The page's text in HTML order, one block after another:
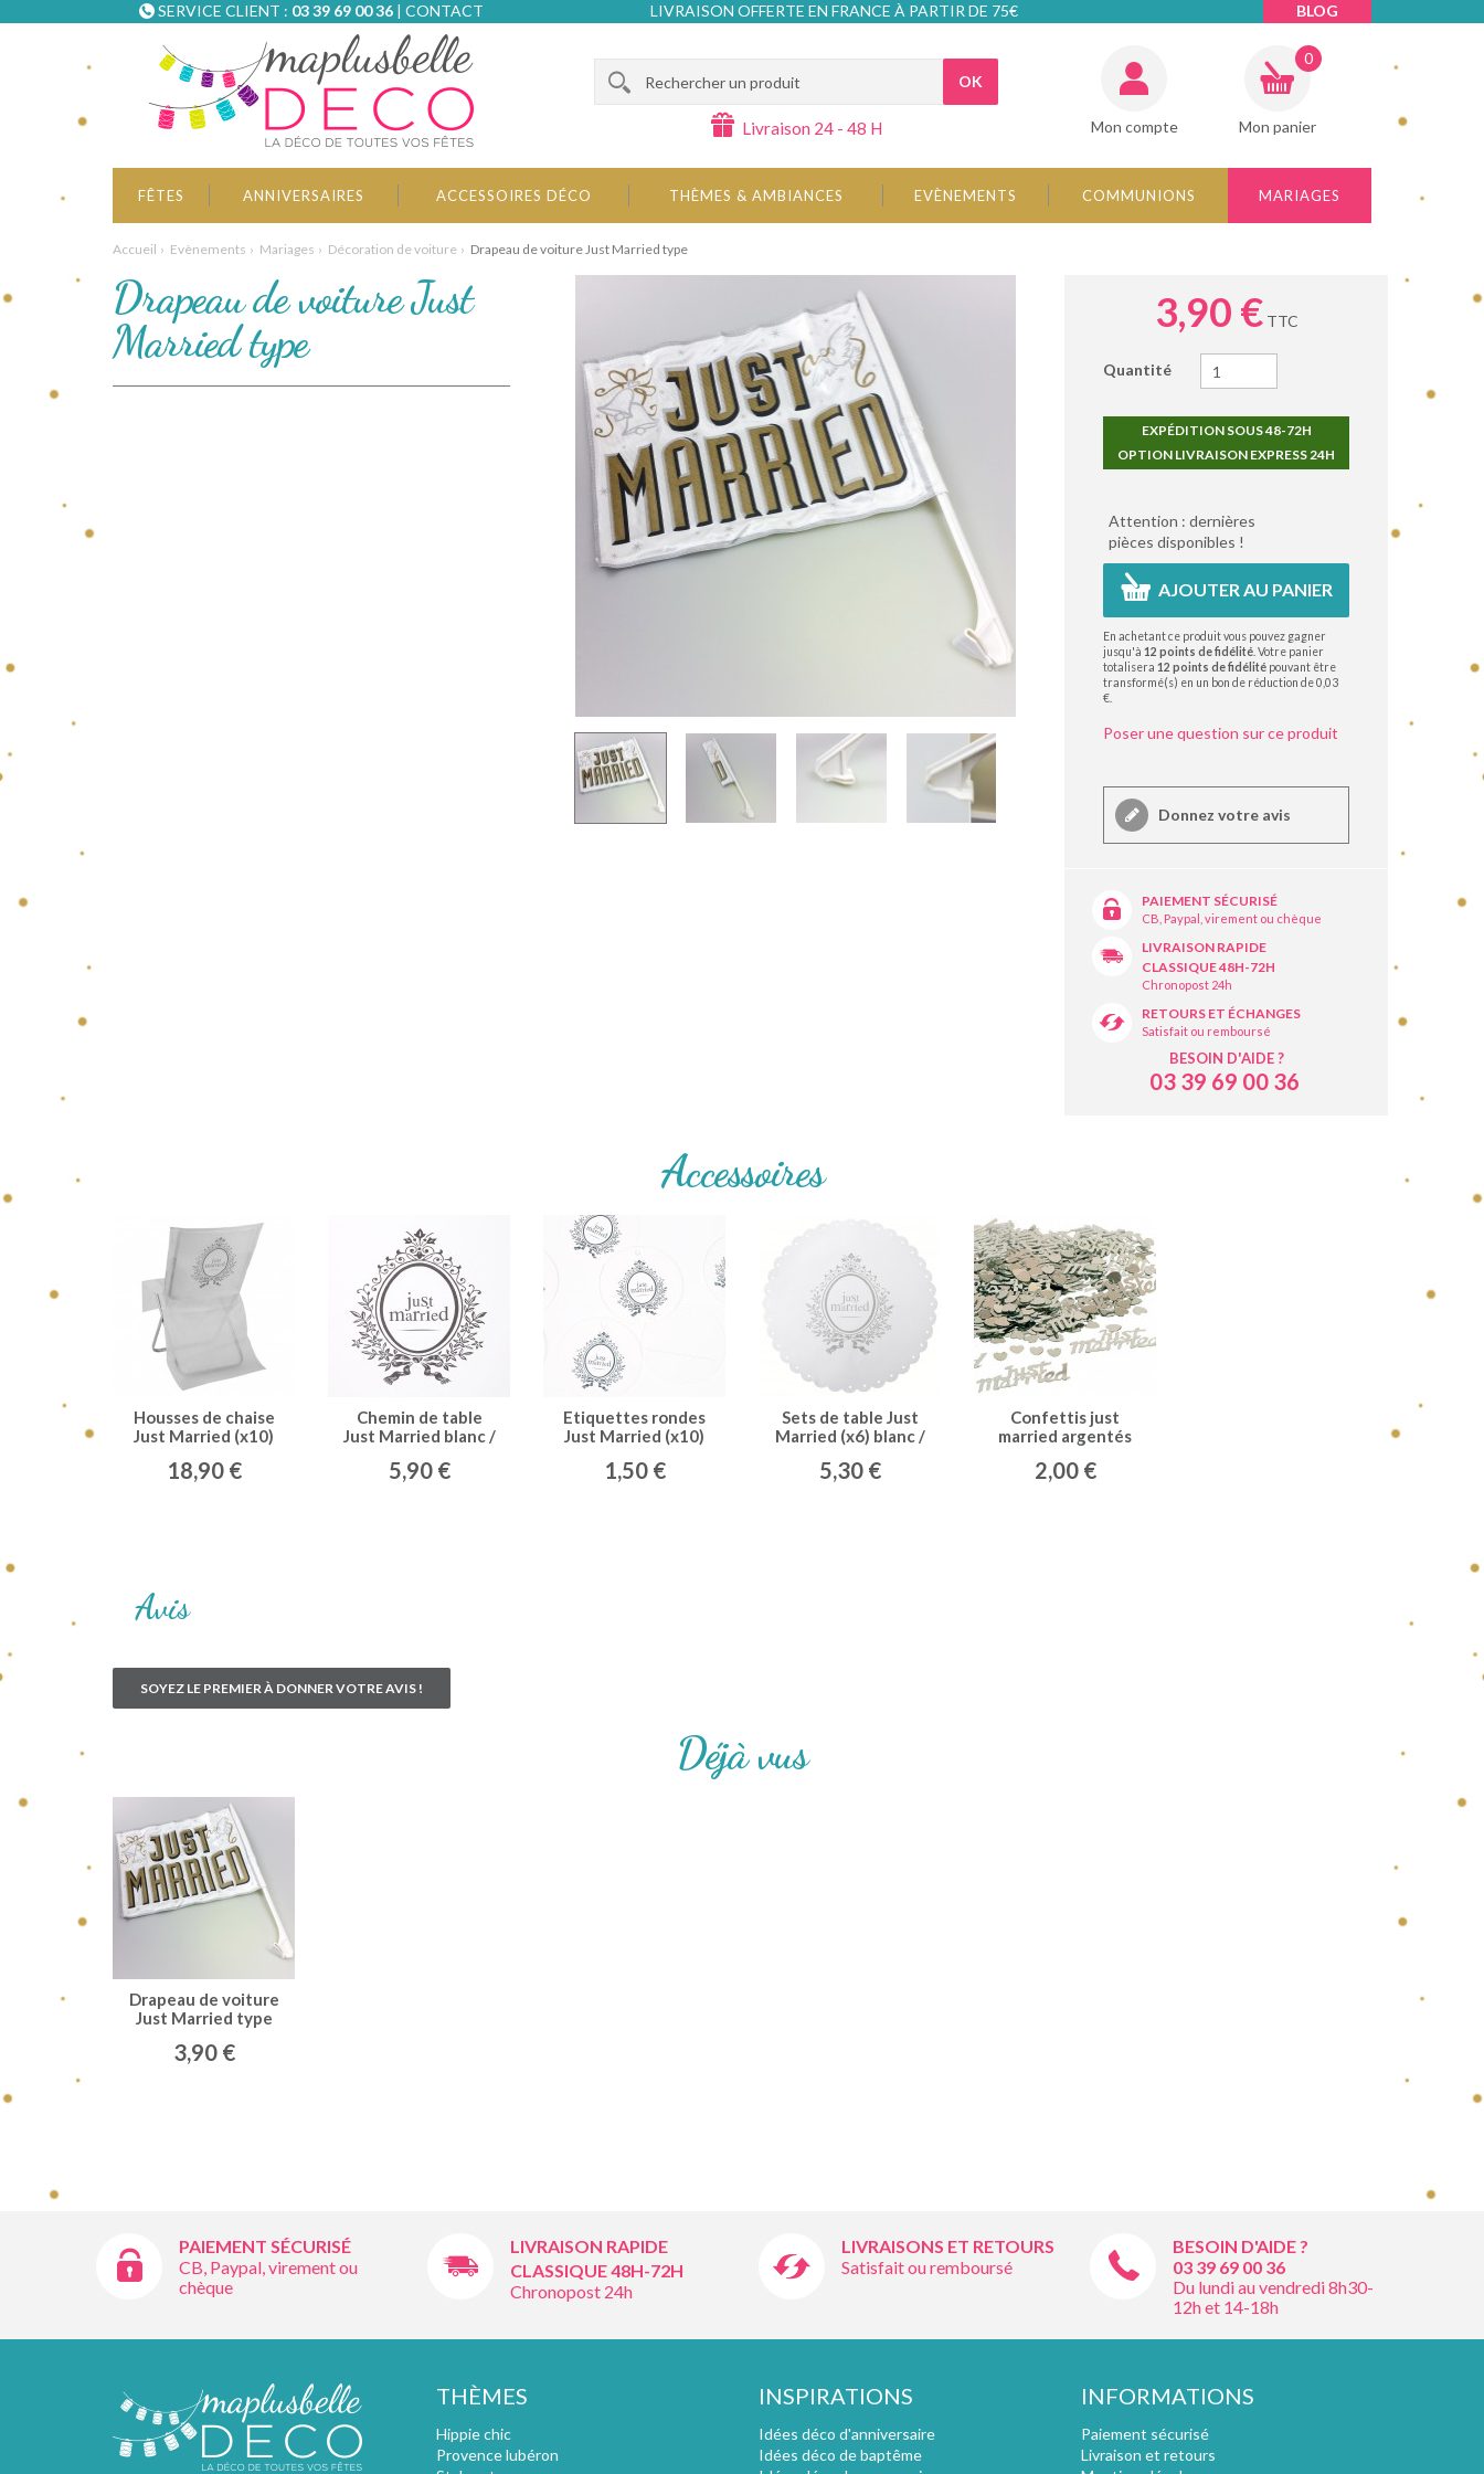
SERVICE CLIENT : 03 39 69 00 36| CONTACT LIVRAISON OFFERTE EN FRANCE À PARTIR DE 75€ BLOG
OK
Livraison 24 - 48 H Mon compte Mon panier
0
FÊTES ANNIVERSAIRES ACCESSOIRES DÉCO THÈMES & AMBIANCES EVÈNEMENTS COMMUNIONS MARIAGES
Accueil Evènements Mariages Décoration de voiture Drapeau de voiture Just Married type
Drapeau de voiture Just
Married type
3,90 €TTC
Quantité
EXPÉDITION SOUS 48-72H
OPTION LIVRAISON EXPRESS 24H
Attention : dernières
pièces disponibles !
AJOUTER AU PANIER
En achetant ce produit vous pouvez gagner
jusqu'à12 points de fidélité . Votre panier
totalisera12 points de fidélité pouvant être
transformé(s) en un bon de réduction de0,03
€
Poser une question sur ce produit
Donnez votre avis
PAIEMENT SÉCURISÉ
CB, Paypal, virement ou chèque
LIVRAISON RAPIDE
CLASSIQUE 48H-72H
Chronopost 24h
RETOURS ET ÉCHANGES
Satisfait ou remboursé
BESOIN D'AIDE ?
03 39 69 00 36
Accessoires
Housses de chaise
Just Married (x10)
18,90 €
Chemin de table
Just Married blanc /
5,90 €
Etiquettes rondes
Just Married (x10)
1,50 €
Sets de table Just
Married (x6) blanc /
5,30 €
Confettis just
married argentés
2,00 €
Avis
SOYEZ LE PREMIER À DONNER VOTRE AVIS !
Déjà vus
Drapeau de voiture
Just Married type
3,90 €
PAIEMENT SÉCURISÉ
CB, Paypal, virement ou
chèque
LIVRAISON RAPIDE
CLASSIQUE 48H-72H
Chronopost 24h
LIVRAISONS ET RETOURS
Satisfait ou remboursé
BESOIN D'AIDE ?
03 39 69 00 36
Du lundi au vendredi 8h30-
12h et 14-18h
THÈMES
Hippie chic
Provence lubéron
INSPIRATIONS
Idées déco d'anniversaire
Idées déco de baptême
INFORMATIONS
Paiement sécurisé
Livraison et retours